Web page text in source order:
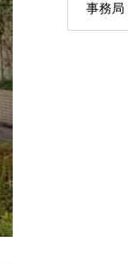
事務局